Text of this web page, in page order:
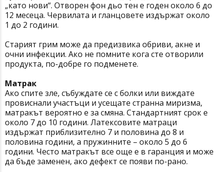
„като нови“. Отворен фон дьо тен е годен около 6 до
12 месеца. Червилата и гланцовете издържат около
1 до 2 години.
Старият грим може да предизвика обриви, акне и
очни инфекции. Ако не помните кога сте отворили
продукта, по-добре го подменете.
Матрак
Ако спите зле, събуждате се с болки или виждате
провиснали участъци и усещате странна миризма,
матракът вероятно е за смяна. Стандартният срок е
около 7 до 10 години. Латексовите матраци
издържат приблизително 7 и половина до 8 и
половина години, а пружинните – около 5 до 6
години. Често матракът все още е в гаранция и може
да бъде заменен, ако дефект се появи по-рано.